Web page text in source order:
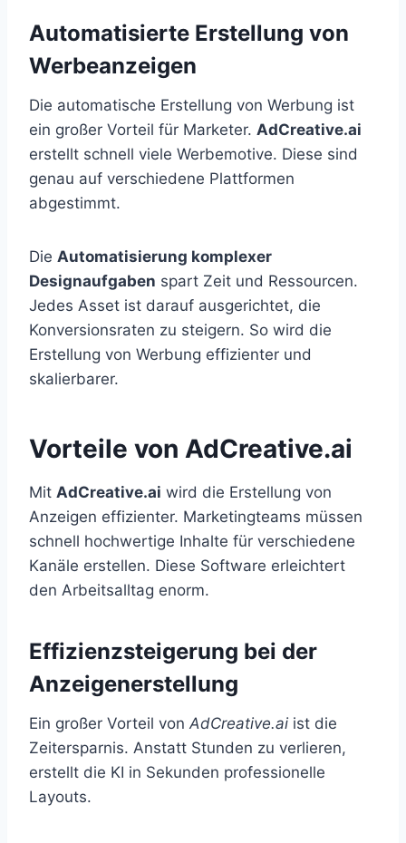
Automatisierte Erstellung von
Werbeanzeigen
Die automatische Erstellung von Werbung ist
ein großer Vorteil für Marketer. AdCreative.ai
erstellt schnell viele Werbemotive. Diese sind
genau auf verschiedene Plattformen
abgestimmt.
Die Automatisierung komplexer
Designaufgaben spart Zeit und Ressourcen.
Jedes Asset ist darauf ausgerichtet, die
Konversionsraten zu steigern. So wird die
Erstellung von Werbung effizienter und
skalierbarer.
Vorteile von AdCreative.ai
Mit AdCreative.ai wird die Erstellung von
Anzeigen effizienter. Marketingteams müssen
schnell hochwertige Inhalte für verschiedene
Kanäle erstellen. Diese Software erleichtert
den Arbeitsalltag enorm.
Effizienzsteigerung bei der
Anzeigenerstellung
Ein großer Vorteil von AdCreative.ai ist die
Zeitersparnis. Anstatt Stunden zu verlieren,
erstellt die KI in Sekunden professionelle
Layouts.